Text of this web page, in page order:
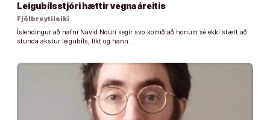
Leigubílsstjóri hættir vegna áreitis
Fjölbreytileiki
Íslendingur að nafni Navid Nouri segir svo komið að honum sé ekki stætt að
stunda akstur leigubíls, líkt og hann …